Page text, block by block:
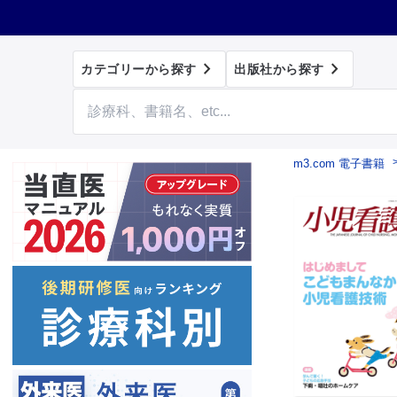
カテゴリーから探す  出版社から探す 
m3.com 電子書籍